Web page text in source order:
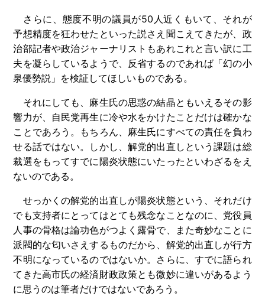
さらに、態度不明の議員が50人近くもいて、それが
予想精度を狂わせたといった説さえ聞こえてきたが、政
治部記者や政治ジャーナリストもあれこれと言い訳に工
夫を凝らしているようで、反省するのであれば「幻の小
泉優勢説」を検証してほしいものである。
それにしても、麻生氏の思惑の結晶ともいえるその影
響力が、自民党再生に冷や水をかけたことだけは確かな
ことであろう。もちろん、麻生氏にすべての責任を負わ
せる話ではない。しかし、解党的出直しという課題は総
裁選をもってすでに陽炎状態にいたったといわざるをえ
ないのである。
せっかくの解党的出直しが陽炎状態という、それだけ
でも支持者にとってはとても残念なことなのに、党役員
人事の骨格は論功色がつよく露骨で、また奇妙なことに
派閥的な匂いさえするものだから、解党的出直しが行方
不明になっているのではないか。さらに、すでに語られ
てきた高市氏の経済財政政策とも微妙に違いがあるよう
に思うのは筆者だけではないであろう。